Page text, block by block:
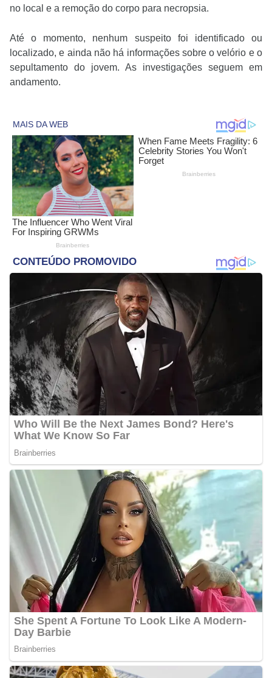
no local e a remoção do corpo para necropsia.
Até o momento, nenhum suspeito foi identificado ou
localizado, e ainda não há informações sobre o velório e o
sepultamento do jovem. As investigações seguem em
andamento.